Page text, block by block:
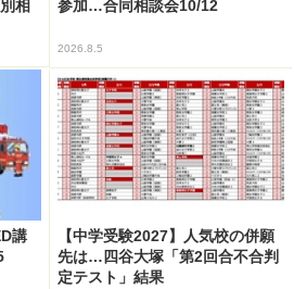
相
参加…合同相談会10/12
2026.8.5
講
【中学受験2027】人気校の併願
先は…四谷大塚「第2回合不合判
定テスト」結果